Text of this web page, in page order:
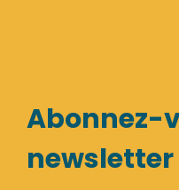
Abonnez-
newsletter